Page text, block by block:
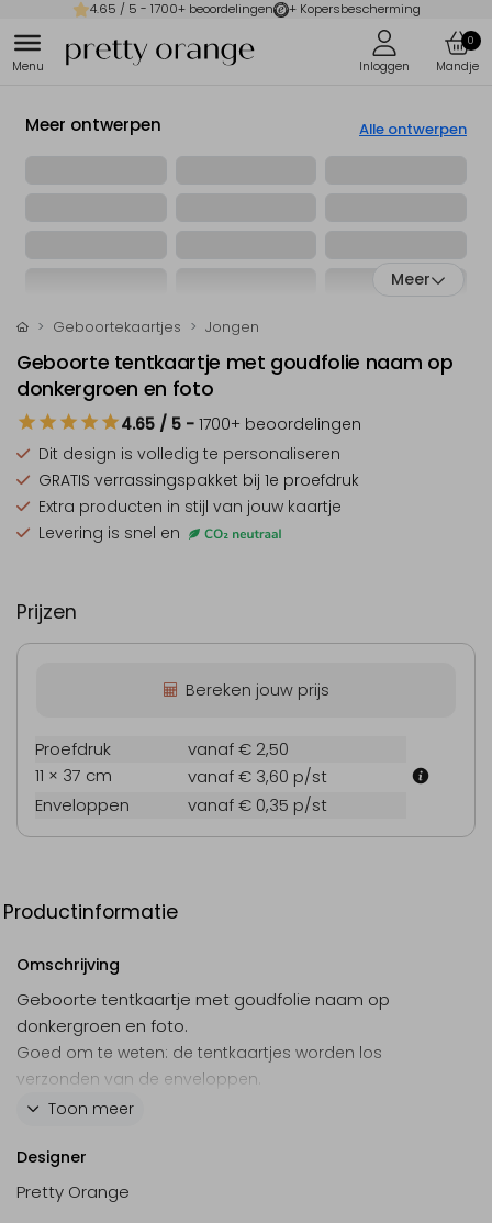
4.65 / 5 - 1700+ beoordelingen + Kopersbescherming
0
Meer ontwerpen Alle ontwerpen
Meer
Geboortekaartjes Jongen
Geboorte tentkaartje met goudfolie naam op
donkergroen en foto
4.65 / 5 - 1700+ beoordelingen
Dit design is volledig te personaliseren
GRATIS verrassingspakket bij 1e proefdruk
Extra producten in stijl van jouw kaartje
Levering is snel en
Prijzen
Bereken jouw prijs
Proefdruk
vanaf € 2,50
11 × 37 cm
vanaf € 3,60 p/st
Enveloppen
vanaf € 0,35 p/st
Productinformatie
Omschrijving
Geboorte tentkaartje met goudfolie naam op
donkergroen en foto.
Goed om te weten: de tentkaartjes worden los
verzonden van de enveloppen.
Toon meer
Designer
Pretty Orange